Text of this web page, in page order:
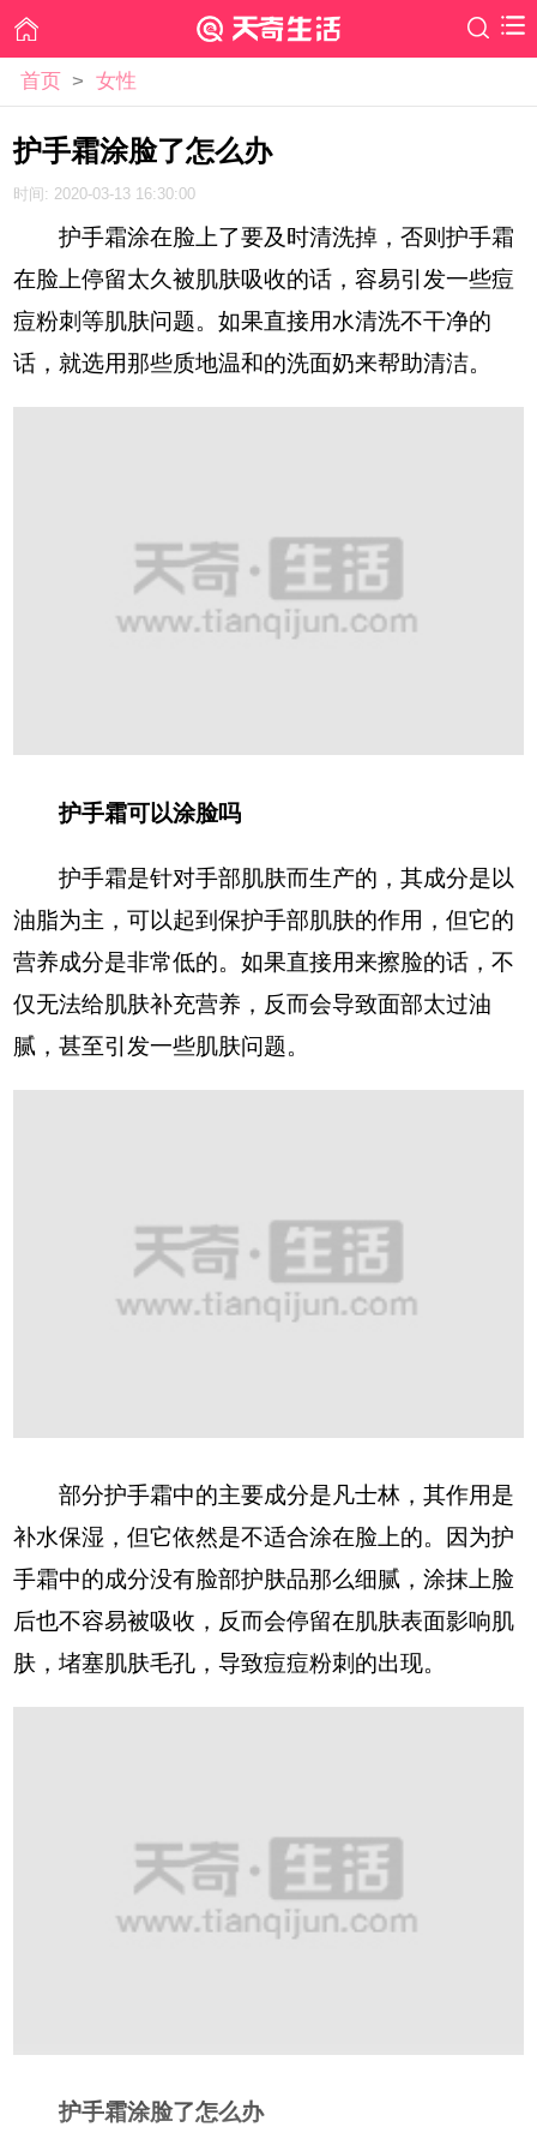
首页 > 女性
护手霜涂脸了怎么办
时间: 2020-03-13 16:30:00
护手霜涂在脸上了要及时清洗掉，否则护手霜
在脸上停留太久被肌肤吸收的话，容易引发一些痘
痘粉刺等肌肤问题。如果直接用水清洗不干净的
话，就选用那些质地温和的洗面奶来帮助清洁。
护手霜可以涂脸吗
护手霜是针对手部肌肤而生产的，其成分是以
油脂为主，可以起到保护手部肌肤的作用，但它的
营养成分是非常低的。如果直接用来擦脸的话，不
仅无法给肌肤补充营养，反而会导致面部太过油
腻，甚至引发一些肌肤问题。
部分护手霜中的主要成分是凡士林，其作用是
补水保湿，但它依然是不适合涂在脸上的。因为护
手霜中的成分没有脸部护肤品那么细腻，涂抹上脸
后也不容易被吸收，反而会停留在肌肤表面影响肌
肤，堵塞肌肤毛孔，导致痘痘粉刺的出现。
护手霜涂脸了怎么办